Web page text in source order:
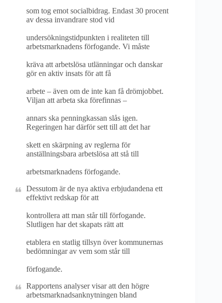
som tog emot socialbidrag. Endast 30 procent
av dessa invandrare stod vid
undersökningstidpunkten i realiteten till
arbetsmarknadens förfogande. Vi måste
kräva att arbetslösa utlänningar och danskar
gör en aktiv insats för att få
arbete – även om de inte kan få drömjobbet.
Viljan att arbeta ska förefinnas –
annars ska penningkassan slås igen.
Regeringen har därför sett till att det har
skett en skärpning av reglerna för
anställningsbara arbetslösa att stå till
arbetsmarknadens förfogande.
Dessutom är de nya aktiva erbjudandena ett
effektivt redskap för att
kontrollera att man står till förfogande.
Slutligen har det skapats rätt att
etablera en statlig tillsyn över kommunernas
bedömningar av vem som står till
förfogande.
Rapportens analyser visar att den högre
arbetsmarknadsanknytningen bland